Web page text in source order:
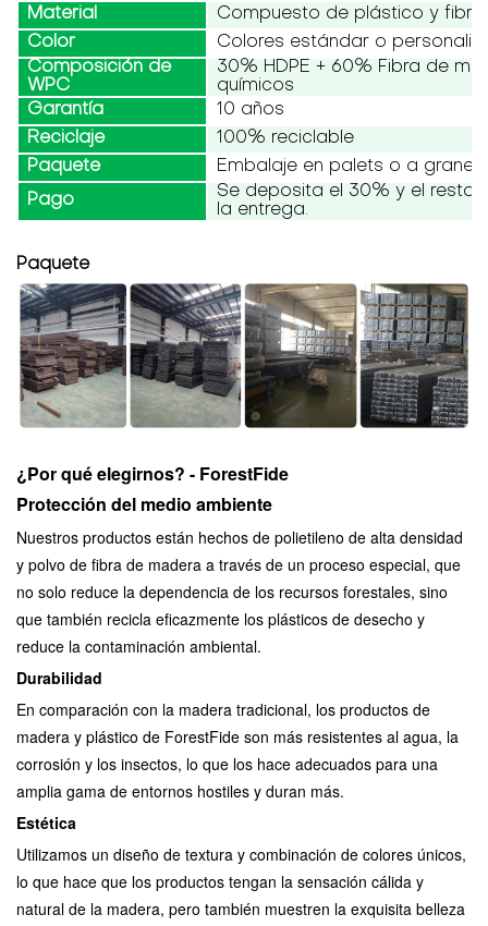
Material
Compuesto de plástico y
Color
Colores estándar o
Composición de
WPC
30% HDPE + 60% Fibra de
químicos
Garantía
10 años
Reciclaje
100% reciclable
Paquete
Embalaje en palets o a granel
Pago
Se deposita el 30% y el resto
la entrega.
Paquete
¿Por qué elegirnos? - ForestFide
Protección del medio ambiente
Nuestros productos están hechos de polietileno de alta densidad
y polvo de fibra de madera a través de un proceso especial, que
no solo reduce la dependencia de los recursos forestales, sino
que también recicla eficazmente los plásticos de desecho y
reduce la contaminación ambiental.
Durabilidad
En comparación con la madera tradicional, los productos de
madera y plástico de ForestFide son más resistentes al agua, la
corrosión y los insectos, lo que los hace adecuados para una
amplia gama de entornos hostiles y duran más.
Estética
Utilizamos un diseño de textura y combinación de colores únicos,
lo que hace que los productos tengan la sensación cálida y
natural de la madera, pero también muestren la exquisita belleza